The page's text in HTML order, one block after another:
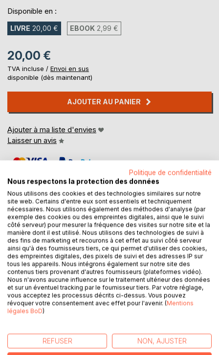
Disponible en :
LIVRE 20,00 € EBOOK 2,99 €
20,00 €
TVA incluse / Envoi en sus
disponible (dès maintenant)
AJOUTER AU PANIER
Ajouter à ma liste d'envies
Laisser un avis
DESCRIPTION
Ben et Giulia viennent de deux milieux totalement
antagoniques. Cela ne change rien au fait que pendant
qu'un se faisait battre l'autre se faisait humilier ce qui les a
complètement transformés chacun à leur manière.
Malgré tout ce qu'ils ont pu endurer dans leur passé, dès
leur première rencontre, ils ont su que quelque chose se
passait, mais la vie ne leur laisse pas de répit et des
évènements du passé vont refaire surface, ce qui va
Vont-ils surmonter ce que la vie leur réserve?
Seront-ils assez forts mentalement et physiquement pour
Politique de confidentialité
Nous respectons la protection des données
Nous utilisons des cookies et des technologies similaires sur notre
site web. Certains d'entre eux sont essentiels et techniquement
nécessaires. Nous utilisons également des méthodes d'analyse (par
exemple des cookies ou des empreintes digitales, ainsi que le suivi
côté serveur) pour mesurer la fréquence des visites sur notre site et la
manière dont il est utilisé. Nous utilisons des technologies de suivi à
des fins de marketing et recourons à cet effet au suivi côté serveur
ainsi qu'à des fournisseurs tiers, ce qui permet d'utiliser des cookies,
des empreintes digitales, des pixels de suivi et des adresses IP sur
tous les appareils. Nous intégrons également sur notre site des
contenus tiers provenant d'autres fournisseurs (plateformes vidéo).
Nous n'avons aucune influence sur le traitement ultérieur des données
et sur un éventuel tracking par le fournisseur tiers. Par votre réglage,
vous acceptez les processus décrits ci-dessus. Vous pouvez
révoquer votre consentement avec effet pour l'avenir. (Mentions
légales BoD)
REFUSER NON, AJUSTER